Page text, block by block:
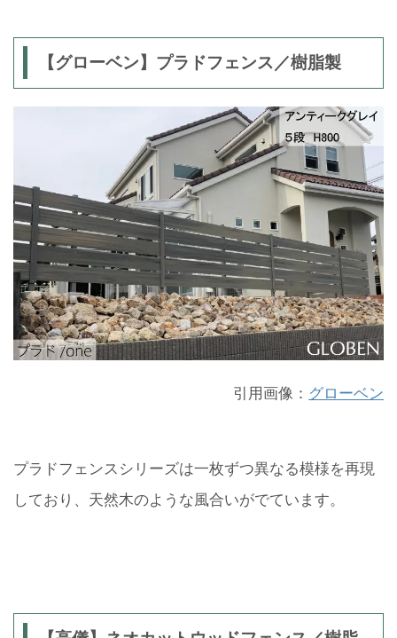
【グローベン】プラドフェンス／樹脂製
引用画像： グローベン
プラドフェンスシリーズは一枚ずつ異なる模様を再現
しており、天然木のような風合いがでています。